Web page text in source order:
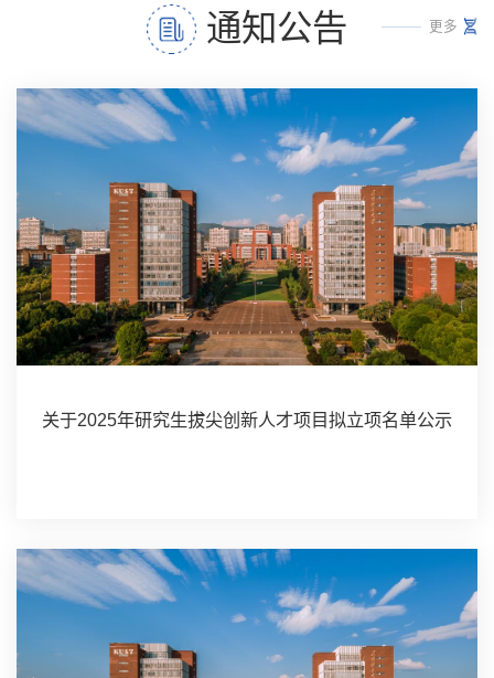
通知公告 更多
关于2025年研究生拔尖创新人才项目拟立项名单公示